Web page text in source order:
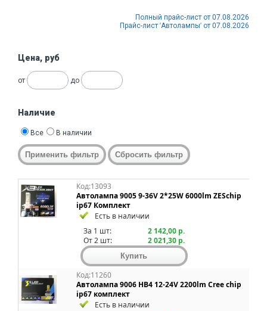
Полный прайс-лист от 07.08.2026
Прайс-лист 'Автолампы' от 07.08.2026
Цена, руб
от до
Наличие
Все В наличии
Код:13093
Автолампа 9005 9-36V 2*25W 6000lm ZESchip
ip67 Комплект
Есть в наличии
За 1 шт:
2 142,00 р.
От 2 шт:
2 021,30 р.
Код:11260
Автолампа 9006 HB4 12-24V 2200lm Cree chip
ip67 комплект
Есть в наличии